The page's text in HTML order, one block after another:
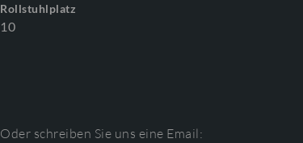
Rollstuhlplatz
10
Oder schreiben Sie uns eine Email: